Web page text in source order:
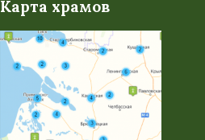
Карта храмов